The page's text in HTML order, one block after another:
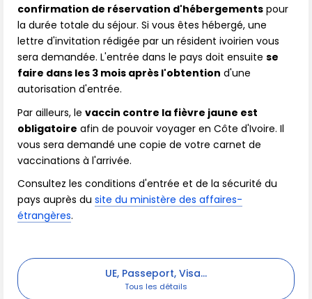
confirmation de réservation d'hébergements pour
la durée totale du séjour. Si vous êtes hébergé, une
lettre d'invitation rédigée par un résident ivoirien vous
sera demandée. L'entrée dans le pays doit ensuite se
faire dans les 3 mois après l'obtention d'une
autorisation d'entrée.
Par ailleurs, le vaccin contre la fièvre jaune est
obligatoire afin de pouvoir voyager en Côte d'Ivoire. Il
vous sera demandé une copie de votre carnet de
vaccinations à l'arrivée.
Consultez les conditions d'entrée et de la sécurité du
pays auprès du site du ministère des affaires-
étrangères.
UE, Passeport, Visa...